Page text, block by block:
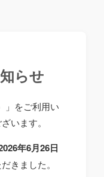
らせ
」をご利用い
います。
年6月26日
きました。